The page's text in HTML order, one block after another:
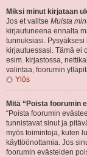
Miksi minut kirjataan
Jos et valitse Muista
kirjautuneena ennalta
tunnuksiasi.
kirjautuessasi. Tämä ei
esim. kirjastossa,
valintaa, foorumin
Ylös
Mitä “Poista foorumin
“Poista foorumin
tunnistavat sinut ja
myös toimintoja, kuten
käyttöönottamia. Jos
foorumin evästeiden